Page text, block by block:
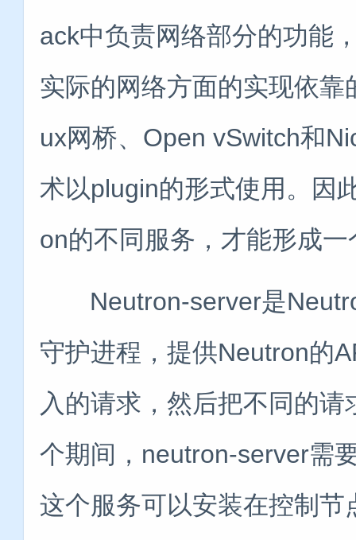
ack中负责网络部分的功能
实际的网络方面的实现依
ux网桥、Open vSwitch和
术以plugin的形式使用。因
on的不同服务，才能形成
Neutron-server是
守护进程，提供Neutron的
入的请求，然后把不同的
个期间，neutron-server需
这个服务可以安装在控制